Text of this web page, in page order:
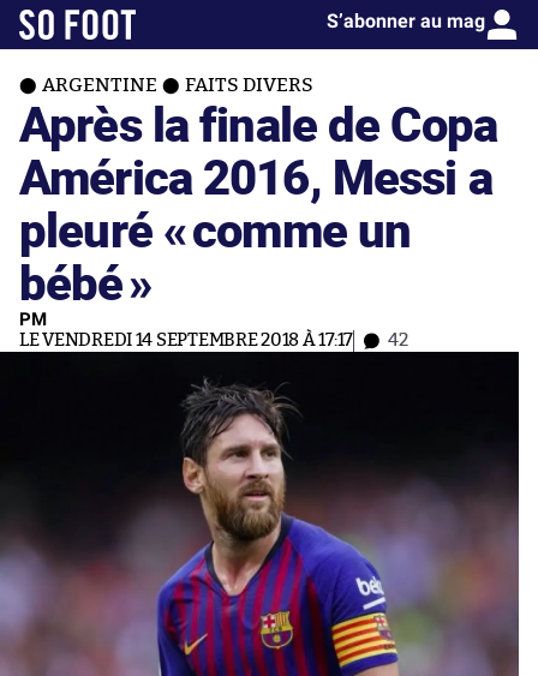
S’abonner au mag
ARGENTINE FAITS DIVERS
Après la finale de Copa
América 2016, Messi a
pleuré «comme un
bébé»
PM
LE VENDREDI 14 SEPTEMBRE 2018 À 17:17 42